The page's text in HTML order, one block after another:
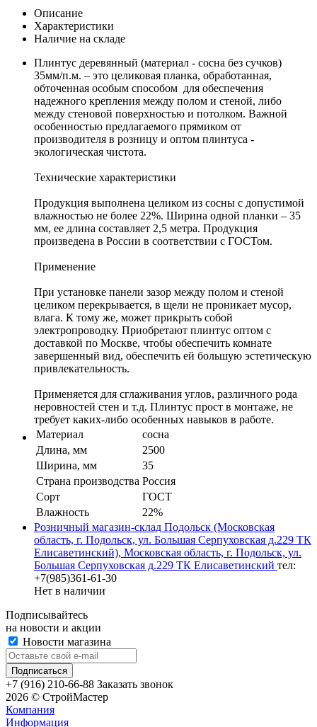
Описание
Характеристики
Наличие на складе
Плинтус деревянный (материал - сосна без сучков)
35мм/п.м. – это целиковая планка, обработанная,
обточенная особым способом для обеспечения
надежного крепления между полом и стеной, либо
между стеновой поверхностью и потолком. Важной
особенностью предлагаемого прямиком от
производителя в розницу и оптом плинтуса -
экологическая чистота.
Технические характеристики
Продукция выполнена целиком из сосны с допустимой
влажностью не более 22%. Ширина одной планки – 35
мм, ее длина составляет 2,5 метра. Продукция
произведена в России в соответствии с ГОСТом.
Применение
При установке панели зазор между полом и стеной
целиком перекрывается, в щели не проникает мусор,
влага. К тому же, может прикрыть собой
электропроводку. Приобретают плинтус оптом с
доставкой по Москве, чтобы обеспечить комнате
завершенный вид, обеспечить ей большую эстетическую
привлекательность.
Применяется для сглаживания углов, различного рода
неровностей стен и т.д. Плинтус прост в монтаже, не
требует каких-либо особенных навыков в работе.
Материал
сосна
Длина, мм
2500
Ширина, мм
35
Страна производства Россия
Сорт
ГОСТ
Влажность
22%
Розничный магазин-склад Подольск (Московская
область, г. Подольск, ул. Большая Серпуховская д.229 ТК
Елисаветинский), Московская область, г. Подольск, ул.
Большая Серпуховская д.229 ТК Елисаветинский тел:
+7(985)361-61-30
Нет в наличии
Подписывайтесь
на новости и акции
Новости магазина
+7 (916) 210-66-88 Заказать звонок
2026 © СтройМастер
Компания
Информация